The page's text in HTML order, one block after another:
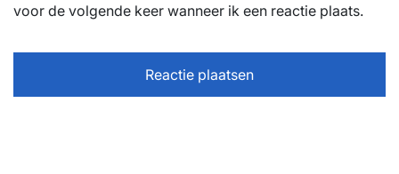
voor de volgende keer wanneer ik een reactie plaats.